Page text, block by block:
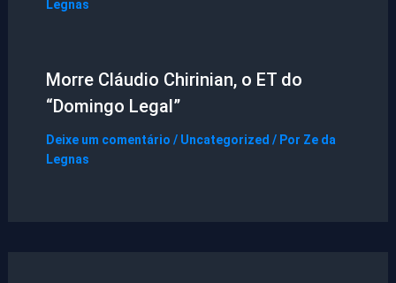
Legnas
Morre Cláudio Chirinian, o ET do
“Domingo Legal”
Deixe um comentário / Uncategorized / Por Ze da
Legnas